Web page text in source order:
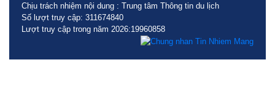
Chịu trách nhiệm nội dung : Trung tâm Thông tin du lịch
Số lượt truy cập: 311674840
Lượt truy cập trong năm 2026:19960858